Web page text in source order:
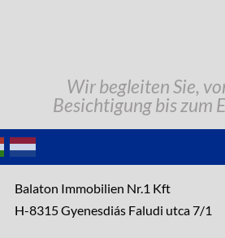
Wir begleiten Sie,
Besichtigung bis zum
Balaton Immobilien Nr.1 Kft
H-8315 Gyenesdiás Faludi utca 7/1